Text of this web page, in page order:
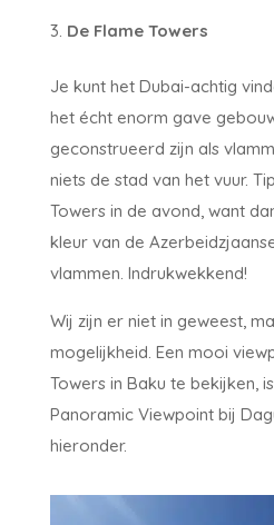
De Flame Towers
Je kunt het Dubai-achtig
het écht enorm gave
geconstrueerd zijn als
niets de stad van het vuur.
Towers in de avond, want
kleur van de
vlammen. Indrukwekkend!
Wij zijn er niet in geweest,
mogelijkheid. Een mooi
Towers in Baku te bekijken,
Panoramic Viewpoint bij
hieronder.